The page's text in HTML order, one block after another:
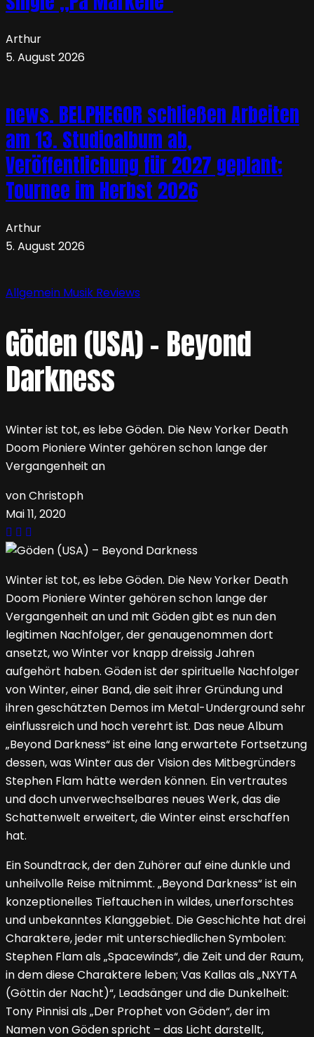
Arthur
5. August 2026
news. BELPHEGOR schließen Arbeiten
am 13. Studioalbum ab,
Veröffentlichung für 2027 geplant;
Tournee im Herbst 2026
Arthur
5. August 2026
Allgemein Musik Reviews
Göden (USA) – Beyond
Darkness
Winter ist tot, es lebe Göden. Die New Yorker Death
Doom Pioniere Winter gehören schon lange der
Vergangenheit an
von Christoph
Mai 11, 2020
Winter ist tot, es lebe Göden. Die New Yorker Death
Doom Pioniere Winter gehören schon lange der
Vergangenheit an und mit Göden gibt es nun den
legitimen Nachfolger, der genaugenommen dort
ansetzt, wo Winter vor knapp dreissig Jahren
aufgehört haben. Göden ist der spirituelle Nachfolger
von Winter, einer Band, die seit ihrer Gründung und
ihren geschätzten Demos im Metal-Underground sehr
einflussreich und hoch verehrt ist. Das neue Album
„Beyond Darkness“ ist eine lang erwartete Fortsetzung
dessen, was Winter aus der Vision des Mitbegründers
Stephen Flam hätte werden können. Ein vertrautes
und doch unverwechselbares neues Werk, das die
Schattenwelt erweitert, die Winter einst erschaffen
hat.
Ein Soundtrack, der den Zuhörer auf eine dunkle und
unheilvolle Reise mitnimmt. „Beyond Darkness“ ist ein
konzeptionelles Tieftauchen in wildes, unerforschtes
und unbekanntes Klanggebiet. Die Geschichte hat drei
Charaktere, jeder mit unterschiedlichen Symbolen:
Stephen Flam als „Spacewinds“, die Zeit und der Raum,
in dem diese Charaktere leben; Vas Kallas als „NXYTA
(Göttin der Nacht)“, Leadsänger und die Dunkelheit:
Tony Pinnisi als „Der Prophet von Göden“, der im
Namen von Göden spricht – das Licht darstellt,